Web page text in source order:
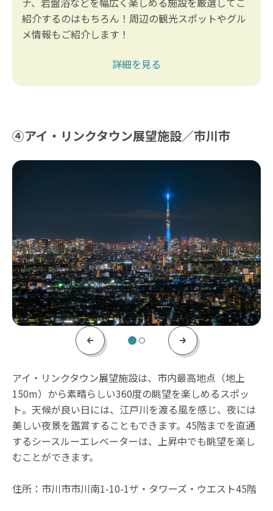
紹介するのはもちろん！周辺の観光スポットやグル
メ情報もご紹介します！
詳細を見る
④アイ・リンクタウン展望施設／市川市
Previous Next
アイ・リンクタウン展望施設は、市内最高地点（地上
150m）から素晴らしい360度の眺望を楽しめるスポッ
ト。天候が良い日には、江戸川を渡る風を感じ、夜には
美しい夜景を鑑賞することもできます。45階までを直通
するシースルーエレベーターは、上昇中でも眺望を楽し
むことができます。
住所：市川市市川南1-10-1ザ・タワーズ・ウエスト45階